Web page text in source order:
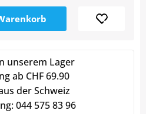
unserem Lager
ab CHF 69.90
der Schweiz
044 575 83 96